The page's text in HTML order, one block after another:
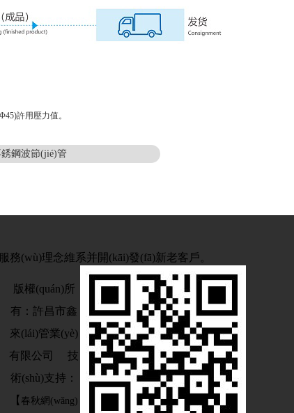
許用壓力值。
鋼波節(jié)管
(wù)理念維系并開(kāi)發(fā)新老客戶。
版權(quán)所
有：許昌市鑫
來(lái)管業(yè)
有限公司 技
術(shù)支持：
【 春秋網(wǎng)